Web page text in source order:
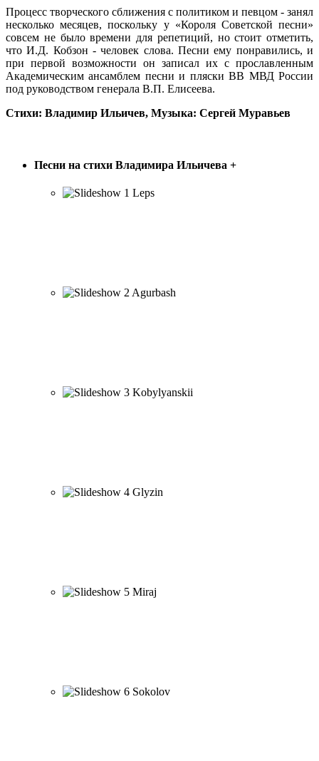
Процесс творческого сближения с политиком и певцом - занял
несколько месяцев, поскольку у «Короля Советской песни»
совсем не было времени для репетиций, но стоит отметить,
что И.Д. Кобзон - человек слова. Песни ему понравились, и
при первой возможности он записал их с прославленным
Академическим ансамблем песни и пляски ВВ МВД России
под руководством генерала В.П. Елисеева.
Стихи: Владимир Ильичев, Музыка: Сергей Муравьев
Песни на стихи Владимира Ильичева +